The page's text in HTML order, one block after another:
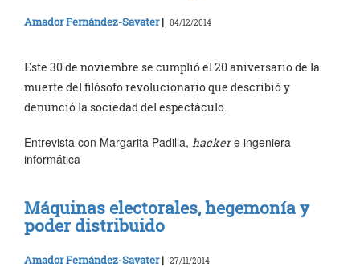
Amador Fernández-Savater| 04/12/2014
Este 30 de noviembre se cumplió el 20 aniversario de la
muerte del filósofo revolucionario que describió y
denunció la sociedad del espectáculo.
Entrevista con Margarita Padilla, hackere ingeniera
informática
Máquinas electorales, hegemonía y
poder distribuido
Amador Fernández-Savater| 27/11/2014